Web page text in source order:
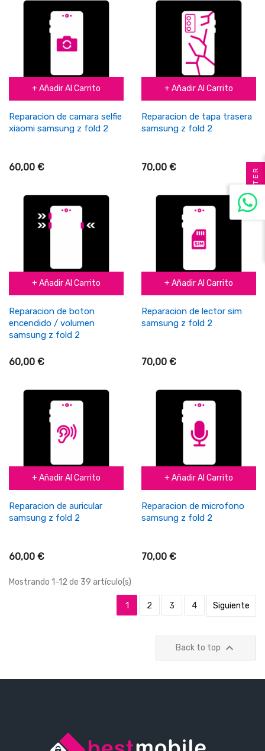
+ Añadir Al Carrito
Reparacion de camara selfie
xiaomi samsung z fold 2
60,00 €
+ Añadir Al Carrito
Reparacion de tapa trasera
samsung z fold 2
70,00 €
+ Añadir Al Carrito
Reparacion de boton
encendido / volumen
samsung z fold 2
60,00 €
+ Añadir Al Carrito
Reparacion de lector sim
samsung z fold 2
70,00 €
+ Añadir Al Carrito
Reparacion de auricular
samsung z fold 2
60,00 €
+ Añadir Al Carrito
Reparacion de microfono
samsung z fold 2
70,00 €
Mostrando 1-12 de 39 artículo(s)
1 2 3 4 Siguiente
Back to top 
FILTER